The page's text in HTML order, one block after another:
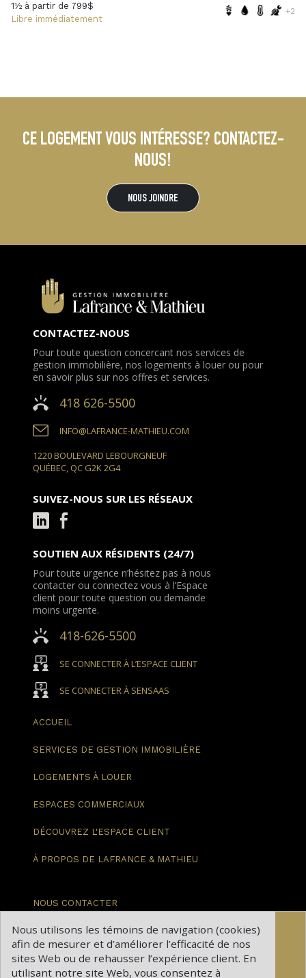
1½ à partir de 799$
Libre immédiatement
+2
CE LOGEMENT VOUS INTÉRESSE? CONTACTEZ-
NOUS!
NOUS JOINDRE
CONTACTEZ-NOUS
Pour toute question concercant nos services de
gestion immobilière, nos logements à louer ou pour
en savoir plus sur nos offres et services.
418 626-5500
INFO@LAFRANCE-MATHIEU.COM
1220 BOULEVARD LEBOURGNEUF
QUÉBEC, QC G2K 2G4
SUIVEZ-NOUS SUR LES RÉSEAUX
SOUTIEN AUX RÉSIDENTS (24/7)
Pour toute urgence n’hésitez pas à nous
contacter ou connectez vous à l’Espace
client pour toute question ou demande
moins urgente.
418-626-5500
SE CONNECTER À L’ESPACE CLIENT
SE CONNECTER À SENSAAS
ACCUEIL
SERVICES DE GESTION IMMOBILIÈRE
LOGEMENTS À LOUER
ESPACES COMMERCIAUX
DÉCOUVREZ L'ESPACE CLIENT
À PROPOS DE LAFRANCE & MATHIEU
NOUS CONTACTER
BLOGUE
CARRIÈRES
Nous utilisons les témoins de navigation (cookies)
afin de mesurer et d’améliorer l’efficacité de nos
sites Web ou de rehausser l’expérience client. En
utilisant notre site Web, vous consentez à